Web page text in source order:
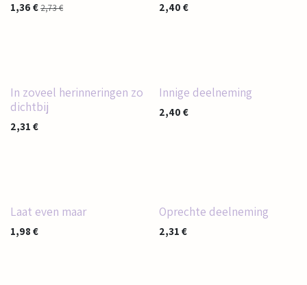
1,36 €2,73€ 2,40 €
In zoveel herinneringen zo
dichtbij
2,31 €
Innige deelneming
2,40 €
Laat even maar
1,98 €
Oprechte deelneming
2,31 €